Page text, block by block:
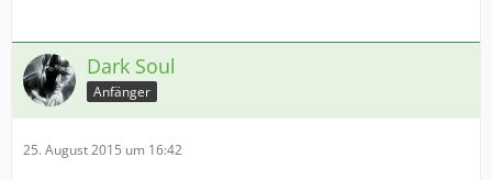
Dark Soul
Anfänger
25. August 2015 um 16:42